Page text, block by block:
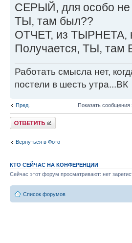
СЕРЫЙ, для особо не
ТЫ, там был??
ОТЧЕТ, из ТЫРНЕТА,
Получается, ТЫ, там
Работать смысла нет,
постели в шесть утра...ВК
Пред. Показать сообщения
Ответить
Вернуться в Фото
КТО СЕЙЧАС НА КОНФЕРЕНЦИИ
Сейчас этот форум просматривают: нет
Список форумов